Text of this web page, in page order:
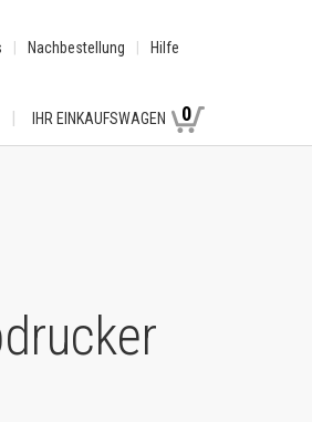
Nachbestellung Hilfe
IHR EINKAUFSWAGEN 0